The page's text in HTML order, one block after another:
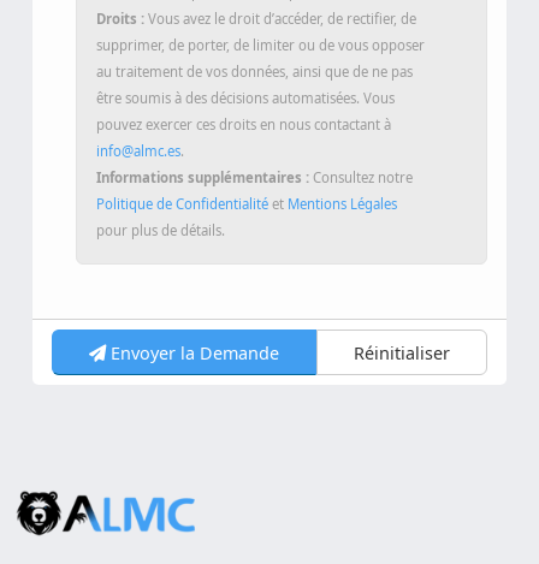
transmises à des tiers, sauf obligation légale ou
autorisation explicite de votre part.
Droits :Vous avez le droit d’accéder, de rectifier, de
supprimer, de porter, de limiter ou de vous opposer
au traitement de vos données, ainsi que de ne pas
être soumis à des décisions automatisées. Vous
pouvez exercer ces droits en nous contactant à
info@almc.es.
Informations supplémentaires :